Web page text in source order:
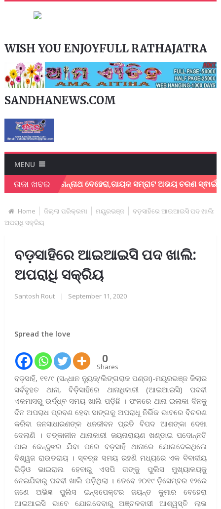
WISH YOU ENJOYFULL RATHAJATRA
SANDHANEWS.COM
MENU
ତାଜା ଖବର
ଶେଖର ଜଗନ୍ନାଥ ବେହେରା,ଗାୟକ ସମ୍ରାଟ ଅଭୟ ଚରଣ ସ୍ଵାଇଁଙ୍କ
Home ଜିଲ୍ଲା ପରିକ୍ରମା ମୟୁରଭଞ୍ଜ
ବଡ଼ସାହିରେ ଆଇଆଇସି ପଦ ଖାଲି:
ଅପରାଧି ସକ୍ରିୟ
ବଡ଼ସାହିରେ ଆଇଆଇସି ପଦ ଖାଲି:
ଅପରାଧି ସକ୍ରିୟ
Santosh Rout September 11, 2020
Spread the love
0
Shares
ବଡ଼ସାହି, ୧୧/୯ (ସନ୍ଧାନ ନ୍ୟୁଜ୍/ଲିଙ୍ଗରାଜ ପଣ୍ଡା)-ମୟୂରଭଞ୍ଜ ଜିଲାର
ସର୍ବବୃହତ ଥାନା, ବିଡ଼ିସାହିରେ ଥାନାଧିକାରୀ (ଆଇଆଇସି) ପଦବୀ
ଏକମାସରୁ ଉର୍ଦ୍ଧ୍ବ ସମୟ ଖାଲି ପଡ଼ିଛି । ଫଳରେ ଥାନା ଇଲାକା ଦିନକୁ
ଦିନ ଅପରାଧ ପ୍ରବଣ ହେବା ସାଙ୍ଗକୁ ଅପରାଧୂ ନିର୍ଭିକ ଭାବରେ ବିଚରଣ
କରିବା ଜନସାଧାରଣଙ୍କ ଧନଜୀବନ ପ୍ରତି ବିପଦ ଆଶଙ୍କା ଦେଖା
ଦେଲାଣି । ତତ୍କାଳୀନ ଥାନାକାରୀ ଜୟନାରାୟଣ ଖଣ୍ଡାଇ ପଦୋନ୍ନତି
ପାଇ କେନ୍ଦୁଝର ଯିବା ପରେ ବଡ଼ସାହି ଥାନାରେ ଯୋଗଦେଇଥିଲେ
ବିଶ୍ୱଜ ରାଉତରାୟ । ସ୍ବଚ୍ଛ ସମୟ ରହଣି ମଧ୍ୟରେ ଏକ ବିବାଦୀୟ
ଭିଡ଼ିଓ ଭାଇରାଲ ହେବାରୁ ଏସପି ତାଙ୍କୁ ପୁଲିସ ମୁଖ୍ୟାଳୟକୁ
ନେଇଯିବାରୁ ପଦବୀ ଖାଲି ପଡ଼ିଥିଲା । ତେବେ ୨୦୧୯ ଡ଼ିସେମ୍ବର ୧୨ରେ
ଜଣେ ଅଭିଜ୍ଞ ପୁଲିସ ଇନ୍ସପେକ୍ଟର ଜୟନ୍ତ କୁମାର ବେହେରା
ଆଇଆଇସି ଭାବେ ଯୋଗଦେବାରୁ ଅଞ୍ଚଳବାସୀ ଆଶ୍ୱସ୍ତି ଲାଭ